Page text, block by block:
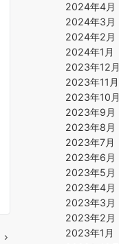
2024年4月
2024年3月
2024年2月
2024年1月
2023年12月
2023年11月
2023年10月
2023年9月
2023年8月
2023年7月
2023年6月
2023年5月
2023年4月
2023年3月
2023年2月
2023年1月